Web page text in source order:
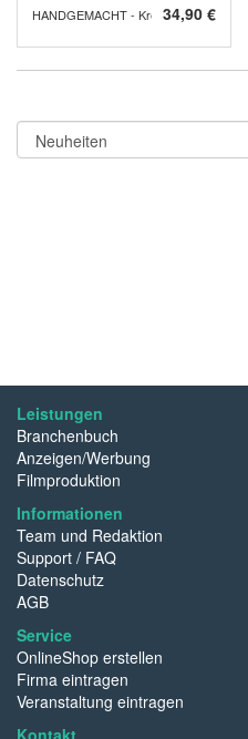
34,90 €
HANDGEMACHT - Kreative Unikate
Leistungen
Branchenbuch
Anzeigen/Werbung
Filmproduktion
Informationen
Team und Redaktion
Support / FAQ
Datenschutz
AGB
Service
OnlineShop erstellen
Firma eintragen
Veranstaltung eintragen
Kontakt